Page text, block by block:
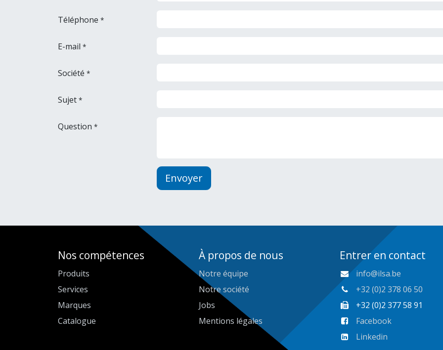
Téléphone *
E-mail *
Société *
Sujet *
Question *
Envoyer
Nos compétences
Produits
Services
Marques
Catalogue
À propos de nous
Notre équipe
Notre société
Jobs
Mentions légales
Entrer en contact
info@ilsa.be
+32 (0)2 378 06 50
+32 (0)2 377 58 91
Facebook
Linkedin